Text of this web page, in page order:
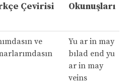
Çevirisi Okunuşları
ve
Yu ar in may
bılad end yu
ar in may
veins